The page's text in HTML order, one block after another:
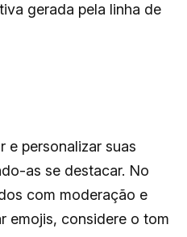
gerada pela linha de
e personalizar suas
as se destacar. No
com moderação e
emojis, considere o tom